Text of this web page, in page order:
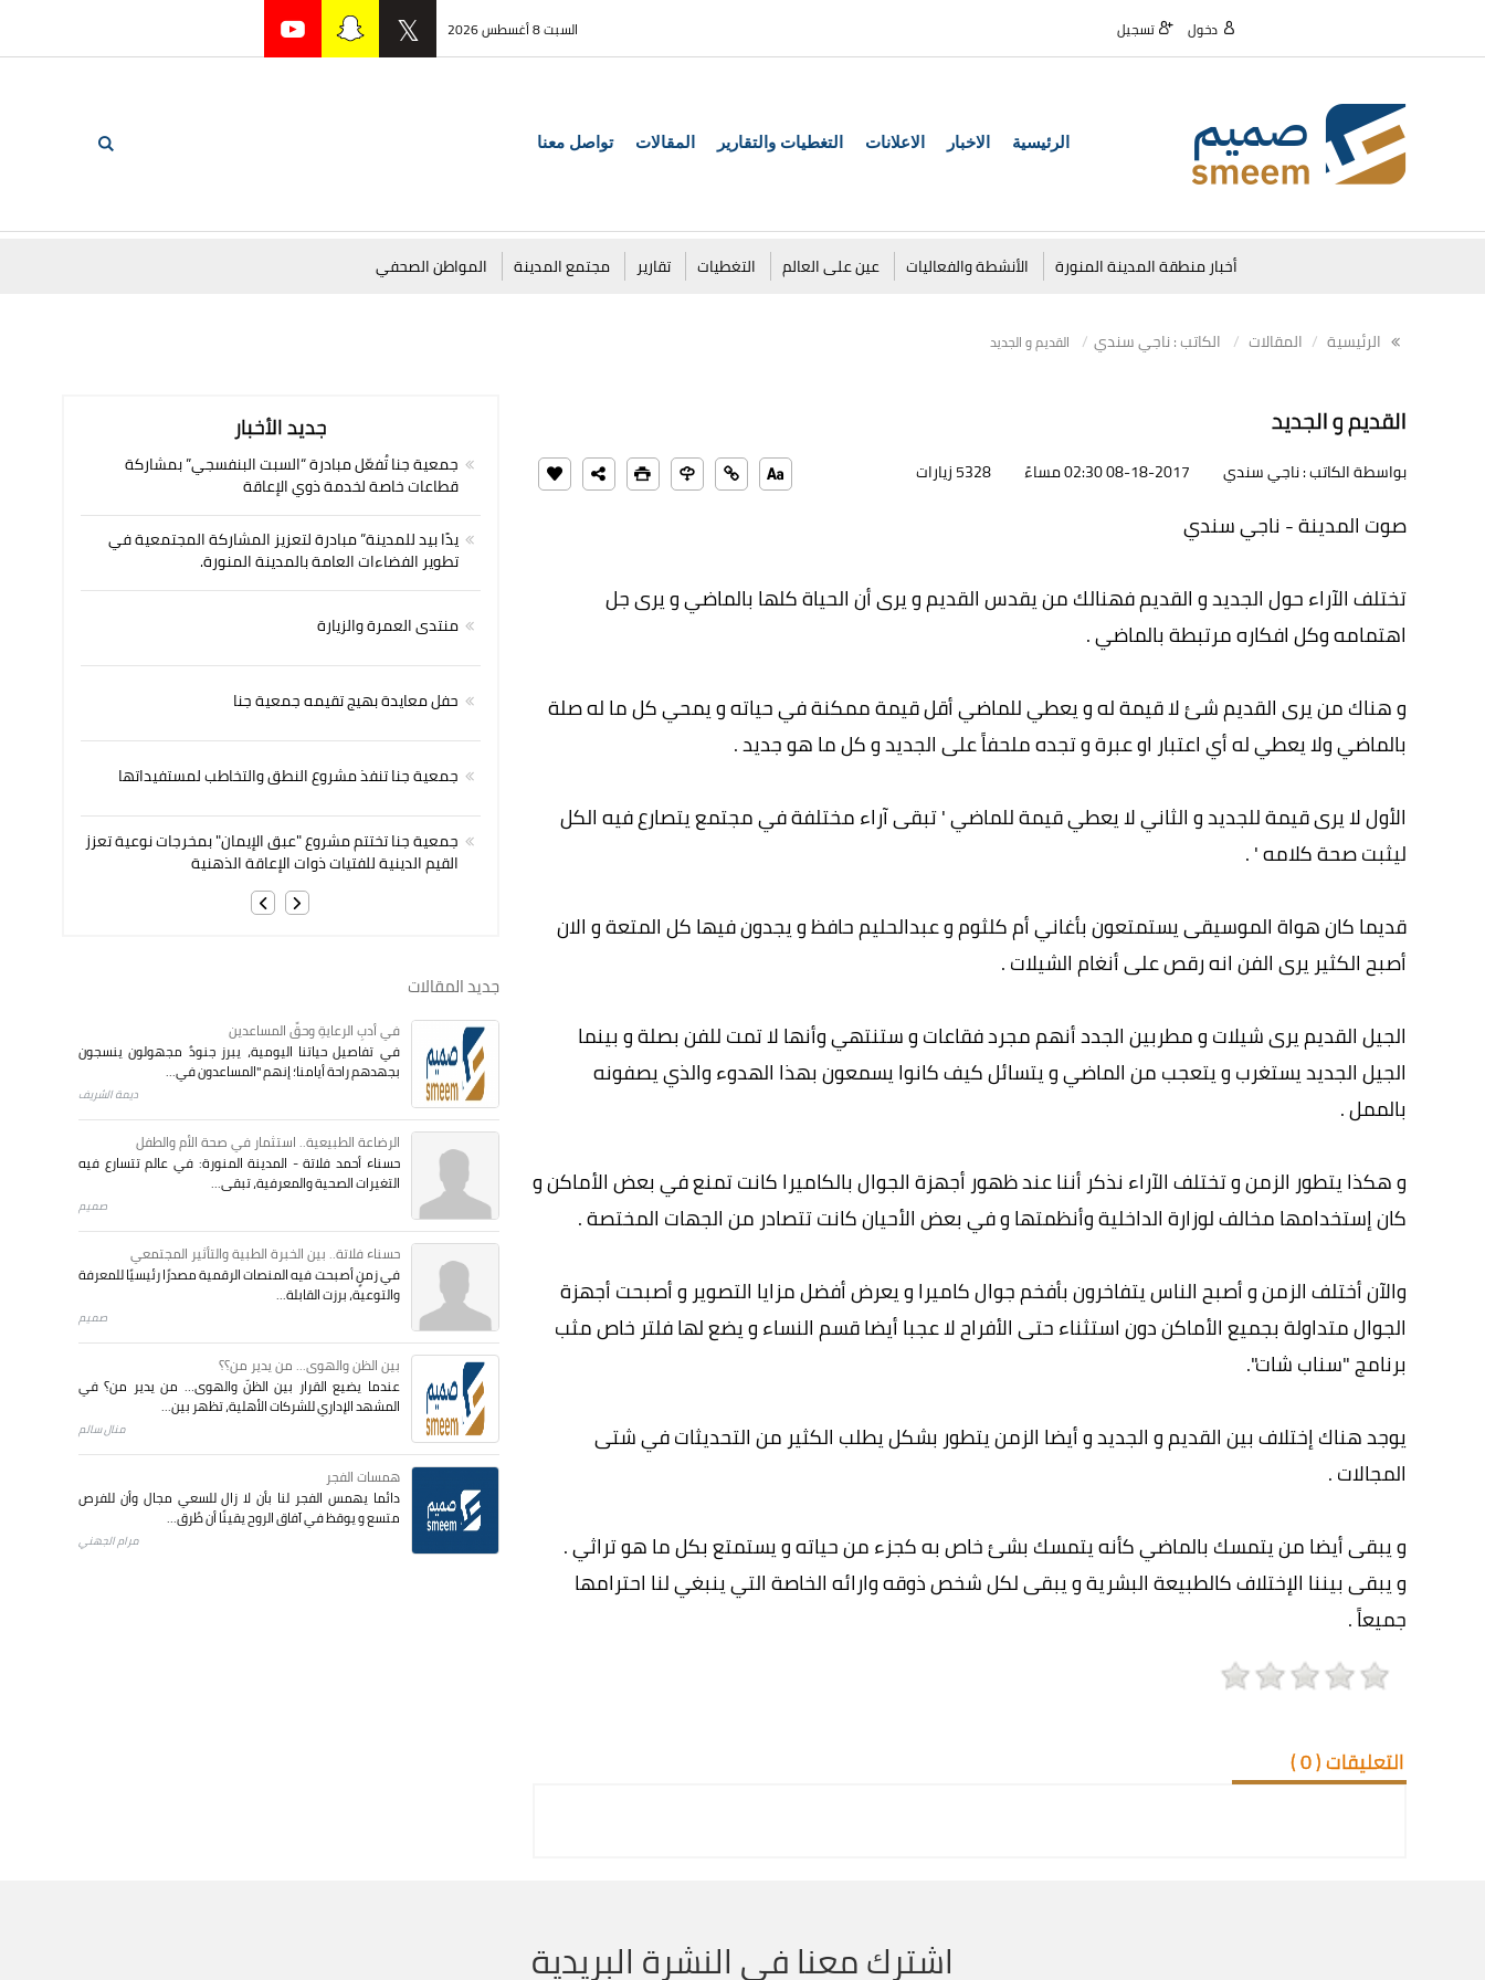
السبت 8 أغسطس 2026 دخول تسجيل
الرئيسية الاخبار الاعلانات التغطيات والتقارير المقالات تواصل معنا
أخبار منطقة المدينة المنورة الأنشطة والفعاليات عين على العالم التغطيات تقارير مجتمع المدينة المواطن الصحفي
الرئيسية المقالات الكاتب : ناجي سندي القديم و الجديد
القديم و الجديد
بواسطة الكاتب : ناجي سندي 08-18-2017 02:30 مساءً 5328 زيارات
صوت المدينة - ناجي سندي
تختلف الآراء حول الجديد و القديم فهنالك من يقدس القديم و يرى أن الحياة كلها بالماضي و يرى جل
اهتمامه وكل افكاره مرتبطة بالماضي .
و هناك من يرى القديم شئ لا قيمة له و يعطي للماضي أقل قيمة ممكنة في حياته و يمحي كل ما له صلة
بالماضي ولا يعطي له أي اعتبار او عبرة و تجده ملحفاً على الجديد و كل ما هو جديد .
الأول لا يرى قيمة للجديد و الثاني لا يعطي قيمة للماضي ' تبقى آراء مختلفة في مجتمع يتصارع فيه الكل
ليثبت صحة كلامه ' .
قديما كان هواة الموسيقى يستمتعون بأغاني أم كلثوم و عبدالحليم حافظ و يجدون فيها كل المتعة و الان
أصبح الكثير يرى الفن انه رقص على أنغام الشيلات .
الجيل القديم يرى شيلات و مطربين الجدد أنهم مجرد فقاعات و ستنتهي وأنها لا تمت للفن بصلة و بينما
الجيل الجديد يستغرب و يتعجب من الماضي و يتسائل كيف كانوا يسمعون بهذا الهدوء والذي يصفونه
بالممل .
و هكذا يتطور الزمن و تختلف الآراء نذكر أننا عند ظهور أجهزة الجوال بالكاميرا كانت تمنع في بعض الأماكن و
كان إستخدامها مخالف لوزارة الداخلية وأنظمتها و في بعض الأحيان كانت تتصادر من الجهات المختصة .
والآن أختلف الزمن و أصبح الناس يتفاخرون بأفخم جوال كاميرا و يعرض أفضل مزايا التصوير و أصبحت أجهزة
الجوال متداولة بجميع الأماكن دون استثناء حتى الأفراح لا عجبا أيضا قسم النساء و يضع لها فلتر خاص مثب
برنامج "سناب شات".
يوجد هناك إختلاف بين القديم و الجديد و أيضا الزمن يتطور بشكل يطلب الكثير من التحديثات في شتى
المجالات .
و يبقى أيضا من يتمسك بالماضي كأنه يتمسك بشئ خاص به كجزء من حياته و يستمتع بكل ما هو تراثي .
و يبقى بيننا الإختلاف كالطبيعة البشرية و يبقى لكل شخص ذوقه وارائه الخاصة التي ينبغي لنا احترامها
جميعاً .
جديد الأخبار
جمعية جنا تُفعّل مبادرة “السبت البنفسجي” بمشاركة
قطاعات خاصة لخدمة ذوي الإعاقة
يدًا بيد للمدينة” مبادرة لتعزيز المشاركة المجتمعية في
تطوير الفضاءات العامة بالمدينة المنورة.
منتدى العمرة والزيارة
حفل معايدة بهيج تقيمه جمعية جنا
جمعية جنا تنفذ مشروع النطق والتخاطب لمستفيداتها
جمعية جنا تختتم مشروع "عبق الإيمان" بمخرجات نوعية تعزز
القيم الدينية للفتيات ذوات الإعاقة الذهنية
جديد المقالات
في أدبِ الرعايةِ وحقِّ المساعدين
في تفاصيل حياتنا اليومية، يبرز جنودٌ مجهولون ينسجون
بجهدهم راحة أيامنا؛ إنهم "المساعدون في...
ديمة الشريف
الرضاعة الطبيعية.. استثمار في صحة الأم والطفل
حسناء أحمد فلاتة - المدينة المنورة: في عالم تتسارع فيه
التغيرات الصحية والمعرفية، تبقى...
صميم
حسناء فلاتة.. بين الخبرة الطبية والتأثير المجتمعي
في زمنٍ أصبحت فيه المنصات الرقمية مصدرًا رئيسيًا للمعرفة
والتوعية، برزت القابلة...
صميم
بين الظن والهوى... من يدير من؟؟
عندما يضيع القرار بين الظنّ والهوى… من يدير من؟ في
المشهد الإداري للشركات الأهلية، تظهر بين...
منال سالم
همسات الفجر
دائما يهمس الفجر لنا بأن لا زال للسعي مجال وأن للفرص
متسع و يوقظ في آفاق الروح يقينًا أن طُرق...
مرام الجهني
التعليقات (0
)
اشترك معنا في النشرة البريدية